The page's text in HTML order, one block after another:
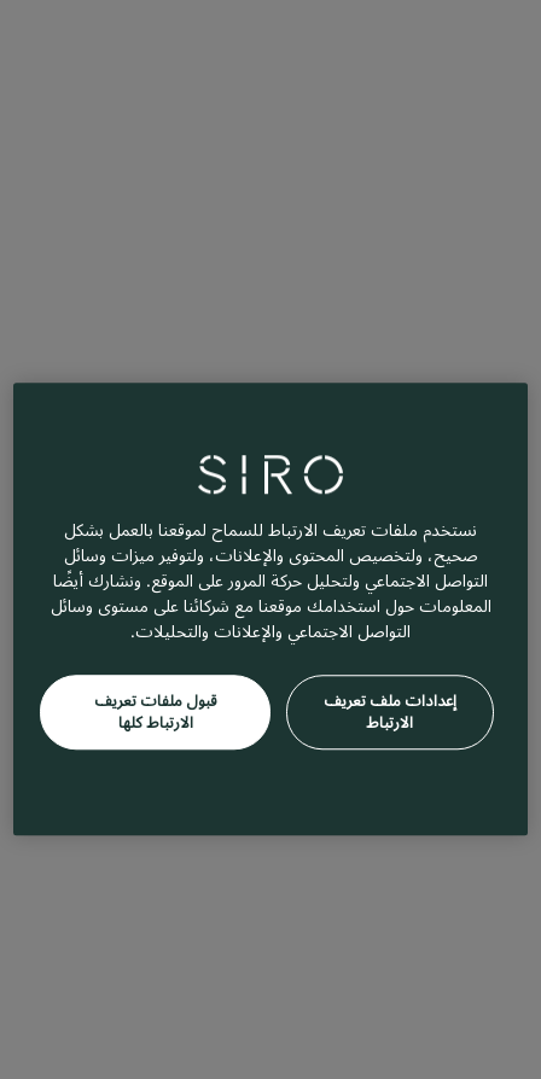
نستخدم ملفات تعريف الارتباط للسماح لموقعنا بالعمل بشكل
صحيح، ولتخصيص المحتوى والإعلانات، ولتوفير ميزات وسائل
التواصل الاجتماعي ولتحليل حركة المرور على الموقع. ونشارك أيضًا
المعلومات حول استخدامك موقعنا مع شركائنا على مستوى وسائل
التواصل الاجتماعي والإعلانات والتحليلات.
قبول ملفات تعريف
الارتباط كلها
إعدادات ملف تعريف
الارتباط